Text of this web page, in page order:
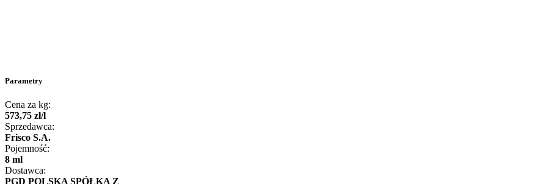
Parametry
Cena za kg:
573,75 zł/l
Sprzedawca:
Frisco S.A.
Pojemność:
8 ml
Dostawca:
PGD POLSKA SPÓŁKA Z